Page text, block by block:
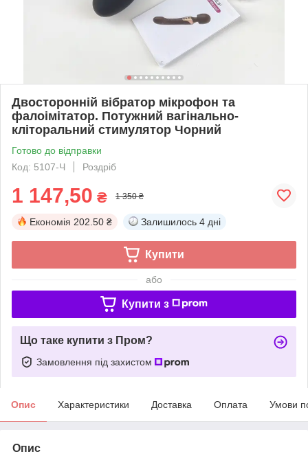
Двосторонній вібратор мікрофон та
фалоімітатор. Потужний вагінально-
кліторальний стимулятор Чорний
Готово до відправки
Код: 5107-Ч
Роздріб
1 147,50 ₴ 1 350 ₴
Економія 202.50 ₴ Залишилось 4 дні
Купити
або
Купити з
Що таке купити з Пром?
Замовлення під захистом
Опис Характеристики Доставка Оплата Умови
Опис